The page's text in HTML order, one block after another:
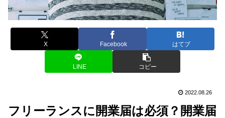
X Facebook はてブ
LINE コピー
2022.08.26
フリーランスに開業届は必須？開業届